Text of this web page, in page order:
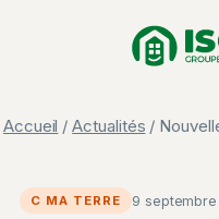
Accueil /Actualités /
C MA TERRE 9 septembre